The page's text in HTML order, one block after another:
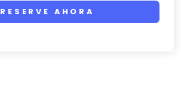
RESERVE AHORA